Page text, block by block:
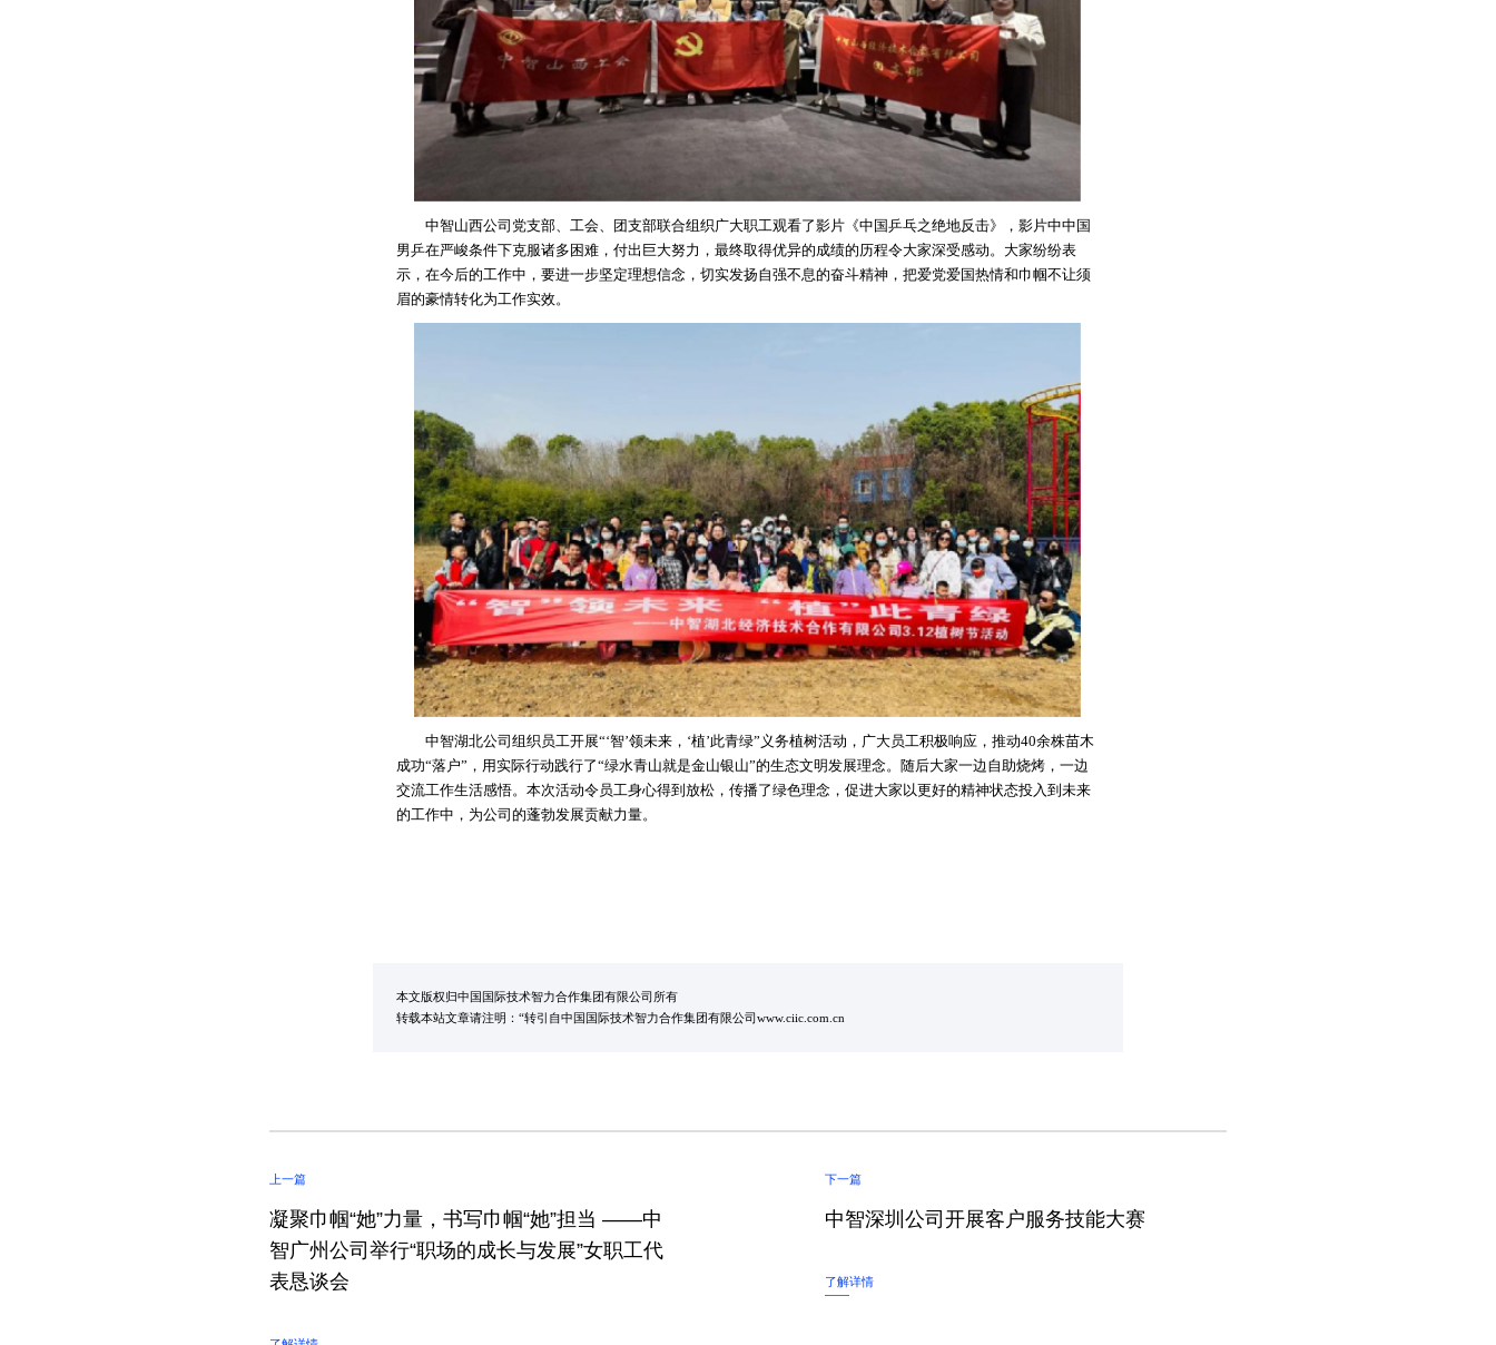
中智山西公司党支部、工会、团支部联合组织广大职工观看了影片《中国乒乓之绝地反击》，影片中中国
男乒在严峻条件下克服诸多困难，付出巨大努力，最终取得优异的成绩的历程令大家深受感动。大家纷纷表
示，在今后的工作中，要进一步坚定理想信念，切实发扬自强不息的奋斗精神，把爱党爱国热情和巾帼不让须
眉的豪情转化为工作实效。
中智湖北公司组织员工开展“‘智’领未来，‘植’此青绿”义务植树活动，广大员工积极响应，推动40余株苗木
成功“落户”，用实际行动践行了“绿水青山就是金山银山”的生态文明发展理念。随后大家一边自助烧烤，一边
交流工作生活感悟。本次活动令员工身心得到放松，传播了绿色理念，促进大家以更好的精神状态投入到未来
的工作中，为公司的蓬勃发展贡献力量。
本文版权归中国国际技术智力合作集团有限公司所有
转载本站文章请注明：“转引自中国国际技术智力合作集团有限公司www.ciic.com.cn
上一篇
凝聚巾帼“她”力量，书写巾帼“她”担当 ——中
智广州公司举行“职场的成长与发展”女职工代
表恳谈会
下一篇
中智深圳公司开展客户服务技能大赛
了解详情